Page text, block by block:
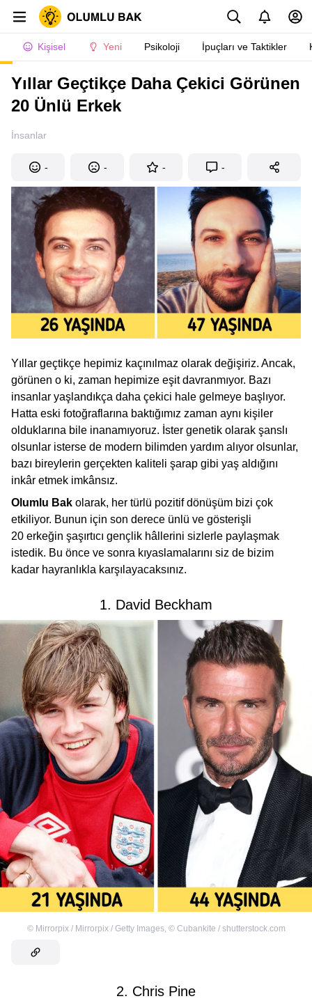
Kişisel Yeni Psikoloji İpuçları ve Taktikler
Yıllar Geçtikçe Daha Çekici Görünen
20 Ünlü Erkek
İnsanlar
- - - -
Yıllar geçtikçe hepimiz kaçınılmaz olarak değişiriz. Ancak,
görünen o ki, zaman hepimize eşit davranmıyor. Bazı
insanlar yaşlandıkça daha çekici hale gelmeye başlıyor.
Hatta eski fotoğraflarına baktığımız zaman aynı kişiler
olduklarına bile inanamıyoruz. İster genetik olarak şanslı
olsunlar isterse de modern bilimden yardım alıyor olsunlar,
bazı bireylerin gerçekten kaliteli şarap gibi yaş aldığını
inkâr etmek imkânsız.
Olumlu Bak olarak, her türlü pozitif dönüşüm bizi çok
etkiliyor. Bunun için son derece ünlü ve gösterişli
20 erkeğin şaşırtıcı gençlik hâllerini sizlerle paylaşmak
istedik. Bu önce ve sonra kıyaslamalarını siz de bizim
kadar hayranlıkla karşılayacaksınız.
1. David Beckham
© Mirrorpix / Mirrorpix / Getty Images, © Cubankite / shutterstock.com
2. Chris Pine